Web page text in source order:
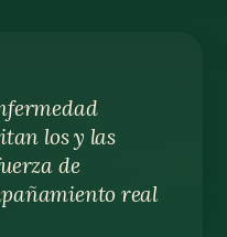
los y las
de
real